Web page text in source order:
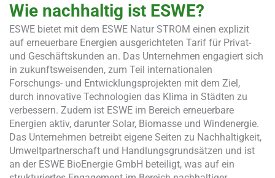
Wie nachhaltig ist ESWE?
ESWE bietet mit dem ESWE Natur STROM einen explizit
auf erneuerbare Energien ausgerichteten Tarif für Privat-
und Geschäftskunden an. Das Unternehmen engagiert sich
in zukunftsweisenden, zum Teil internationalen
Forschungs- und Entwicklungsprojekten mit dem Ziel,
durch innovative Technologien das Klima in Städten zu
verbessern. Zudem ist ESWE im Bereich erneuerbare
Energien aktiv, darunter Solar, Biomasse und Windenergie.
Das Unternehmen betreibt eigene Seiten zu Nachhaltigkeit,
Umweltpartnerschaft und Handlungsgrundsätzen und ist
an der ESWE BioEnergie GmbH beteiligt, was auf ein